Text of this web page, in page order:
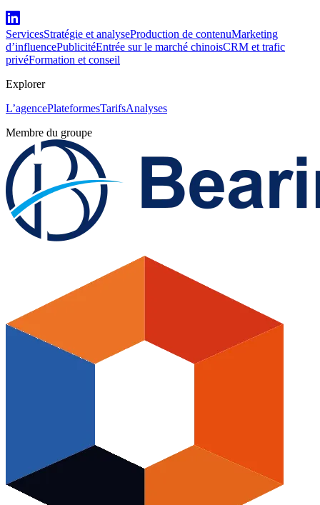
ServicesStratégie et analyseProduction de contenuMarketing
d’influencePublicitéEntrée sur le marché chinoisCRM et trafic
privéFormation et conseil
Explorer
L’agencePlateformesTarifsAnalyses
Membre du groupe